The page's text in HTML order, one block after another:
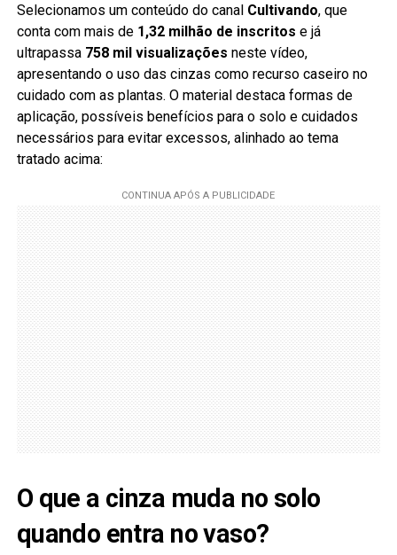
Selecionamos um conteúdo do canal Cultivando, que
conta com mais de 1,32 milhão de inscritos e já
ultrapassa 758 mil visualizações neste vídeo,
apresentando o uso das cinzas como recurso caseiro no
cuidado com as plantas. O material destaca formas de
aplicação, possíveis benefícios para o solo e cuidados
necessários para evitar excessos, alinhado ao tema
tratado acima:
O que a cinza muda no solo
quando entra no vaso?